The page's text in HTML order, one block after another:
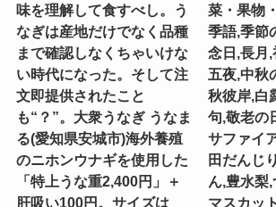
味を理解して食すべし。う
なぎは産地だけでなく品種
まで確認しなくちゃいけな
い時代になった。そして注
文即提供されたこと
も“？”。大衆うなぎ うなま
る(愛知県安城市)海外養殖
のニホンウナギを使用した
「特上うな重2,400円」＋
肝吸い100円。サイズは
菜・果物
季語,季節
念日,長月
五夜,中秋
秋彼岸,白
句,敬老の
サファイ
田だんじ
ん,豊水梨
マスカッ